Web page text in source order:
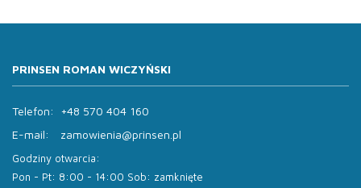
PRINSEN ROMAN WICZYŃSKI
Telefon:
+48 570 404 160
E-mail:
zamowienia@prinsen.pl
Godziny otwarcia:
Pon - Pt: 8:00 - 14:00 Sob: zamknięte